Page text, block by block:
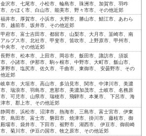
金沢市、七尾市、小松市、輪島市、珠洲市、加賀市、羽咋
市、かほく市、白山市、能美市、野々市市、その他近郊
福井市、厚賀市、小浜市、大野市、勝山市、鯖江市、あわら
市、越前市、坂井市、その他近郊
甲府市、富士吉田市、都留市、山梨市、大月市、韮崎市、南
アルプス市、北社市、甲斐市、笛吹市、上野原市、甲州市、
中央市、その他近郊
長野市、松本市、上田市、岡谷市、飯田市、諏訪市、須坂
市、小諸市、伊那市、駒ヶ根市、中野市、大町市、飯山市、
茅野市、塩尻市、佐久市、千曲市、東御市、 安曇野市、その
他近郊
岐阜市、大垣市、高山市、多治見市、関市、中津川市、美濃
市、瑞浪市、羽島市、恵那市、美濃加茂市、土岐市、名務原
市、可児市、山県市、瑞穂市、飛騨市、本巣市、 下呂市、海
津市、郡上市、その他近郊
静岡市、浜松市、沼津市、熱海市、三島市、富士宮市、伊東
市、島田市、富士市、磐田市、焼津市、掛川市、藤枝市、御
殿場市、袋井市、下田市、裾野市、湖西市、 伊豆市、御前崎
市、菊川市、伊豆の国市、牧之原市、その他近郊